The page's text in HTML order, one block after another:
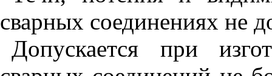
сварных соединениях не
Допускается при